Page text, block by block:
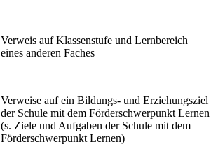
Verweis auf Klassenstufe und Lernbereich
eines anderen Faches
Verweise auf ein Bildungs- und Erziehungsziel
der Schule mit dem Förderschwerpunkt Lernen
(s. Ziele und Aufgaben der Schule mit dem
Förderschwerpunkt Lernen)